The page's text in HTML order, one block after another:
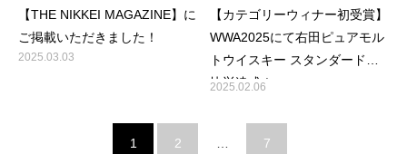
【THE NIKKEI MAGAZINE】に
ご掲載いただきました！
2025.03.03
【カテゴリーウィナー初受賞】
WWA2025にて右田ピュアモル
トウイスキー スタンダードが
快挙達成！
2025.02.06
1 2 7